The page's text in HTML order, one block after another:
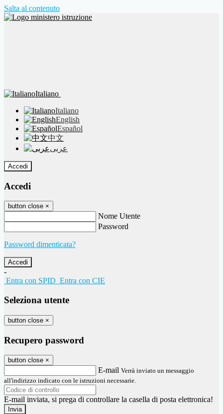
Salta al contenuto
Italiano
Italiano
English
Español
中文
عربى
Accedi
Accedi
button close ×
Nome Utente
Password
Password dimenticata?
-
Entra con SPID Entra con CIE
Seleziona utente
button close ×
Recupero password
button close ×
E-mail Verrà inviato un messaggio
all'indirizzo indicato con le istruzioni necessarie.
E-mail inviata, si prega di controllare la casella di posta elettronica!